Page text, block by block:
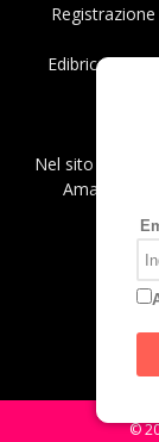
Edibrico srl -
Nel sito sono
Amazon
©